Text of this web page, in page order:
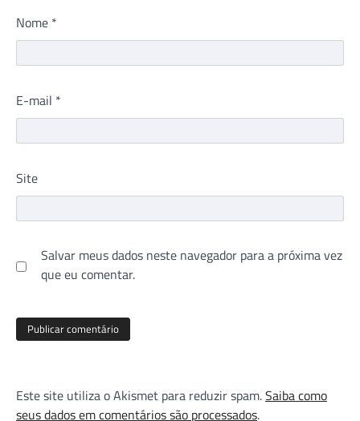
Nome *
E-mail *
Site
Salvar meus dados neste navegador para a próxima vez
que eu comentar.
Este site utiliza o Akismet para reduzir spam.Saiba como
seus dados em comentários são processados.